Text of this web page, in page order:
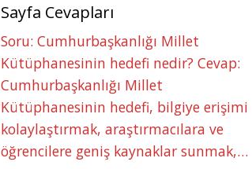
Sayfa Cevapları
Soru: Cumhurbaşkanlığı Millet
Kütüphanesinin hedefi nedir? Cevap:
Cumhurbaşkanlığı Millet
Kütüphanesinin hedefi, bilgiye erişimi
kolaylaştırmak, araştırmacılara ve
öğrencilere geniş kaynaklar sunmak,…